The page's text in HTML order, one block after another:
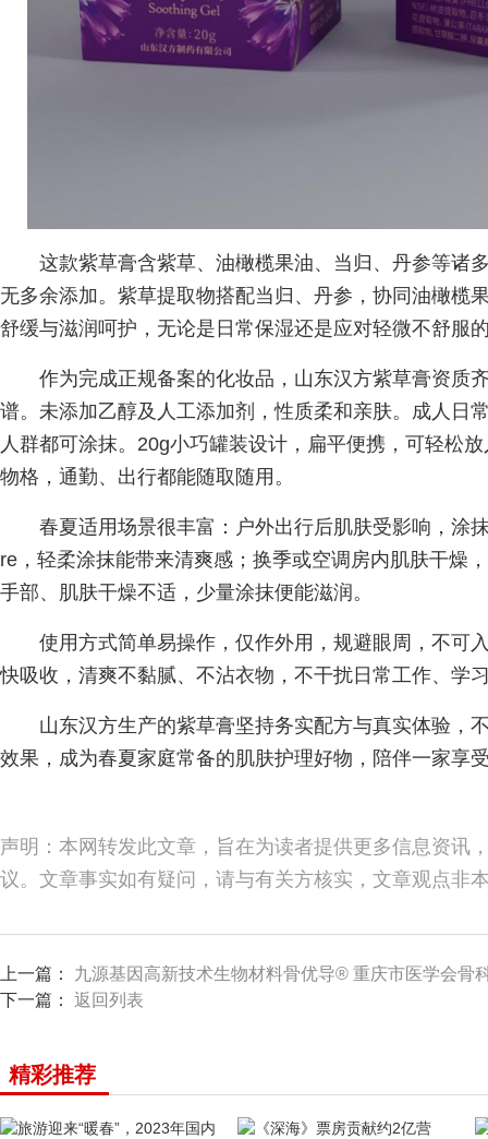
这款紫草膏含紫草、油橄榄果油、当归、丹参等诸
无多余添加。紫草提取物搭配当归、丹参，协同油橄榄
舒缓与滋润呵护，无论是日常保湿还是应对轻微不舒服
作为完成正规备案的化妆品，山东汉方紫草膏资质
谱。未添加乙醇及人工添加剂，性质柔和亲肤。成人日
人群都可涂抹。20g小巧罐装设计，扁平便携，可轻松
物格，通勤、出行都能随取随用。
春夏适用场景很丰富：户外出行后肌肤受影响，涂
re，轻柔涂抹能带来清爽感；换季或空调房内肌肤干燥
手部、肌肤干燥不适，少量涂抹便能滋润。
使用方式简单易操作，仅作外用，规避眼周，不可
快吸收，清爽不黏腻、不沾衣物，不干扰日常工作、学
山东汉方生产的紫草膏坚持务实配方与真实体验，
效果，成为春夏家庭常备的肌肤护理好物，陪伴一家享
声明：本网转发此文章，旨在为读者提供更多信息资讯
议。文章事实如有疑问，请与有关方核实，文章观点非
上一篇： 九源基因高新技术生物材料骨优导® 重庆市医学会骨
下一篇： 返回列表
精彩推荐